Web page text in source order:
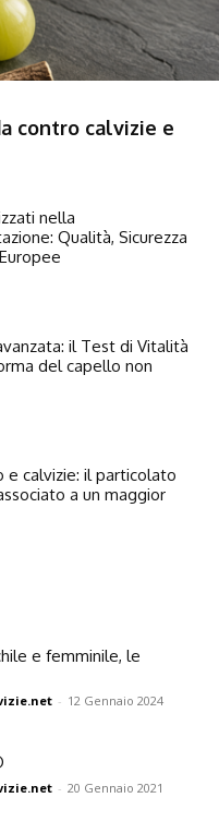
contro calvizie e
nella
Qualità, Sicurezza
il Test di Vitalità
del capello non
e calvizie: il particolato
a un maggior
e femminile, le
- 12 Gennaio 2024
- 20 Gennaio 2021